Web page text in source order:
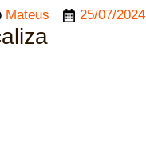
Mateus 25/07/2024